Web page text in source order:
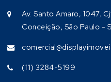
Av. Santo Amaro, 1047,
Conceição, São Paulo -
(11) 3284-5199